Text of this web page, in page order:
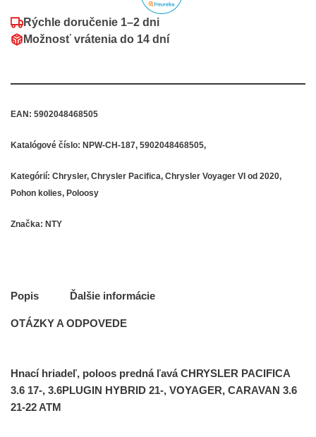
Rýchle doručenie 1–2 dni
Možnosť vrátenia do 14 dní
EAN: 5902048468505
Katalógové číslo: NPW-CH-187, 5902048468505,
Kategórií: Chrysler, Chrysler Pacifica, Chrysler Voyager VI od 2020,
Pohon kolies, Poloosy
Značka: NTY
Popis Ďalšie informácie
OTÁZKY A ODPOVEDE
Hnací hriadeľ, poloos predná ľavá CHRYSLER PACIFICA
3.6 17-, 3.6PLUGIN HYBRID 21-, VOYAGER, CARAVAN 3.6
21-22 ATM